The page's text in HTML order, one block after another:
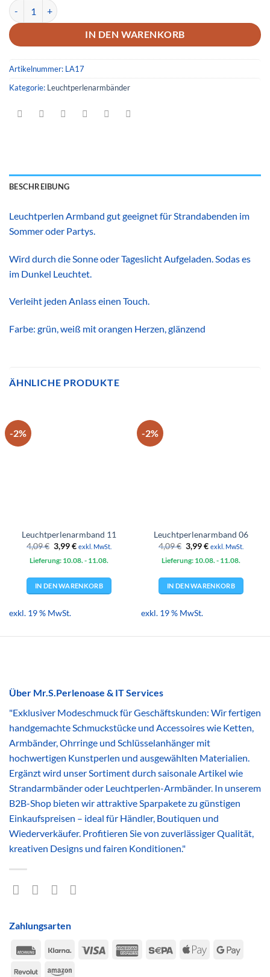
Leuchtperlenarmband 17 Menge
IN DEN WARENKORB
Artikelnummer: LA17
Kategorie: Leuchtperlenarmbänder
BESCHREIBUNG
Leuchtperlen Armband gut geeignet für Strandabenden im
Sommer oder Partys.
Wird durch die Sonne oder Tageslicht Aufgeladen. Sodas es
im Dunkel Leuchtet.
Verleiht jeden Anlass einen Touch.
Farbe: grün, weiß mit orangen Herzen, glänzend
ÄHNLICHE PRODUKTE
-2%
Leuchtperlenarmband 11
4,09€ Ursprünglicher
Preis
war:
3,99€Aktueller
ist:
exkl. MwSt.
Lieferung: 10.08. - 11.08.
IN DEN WARENKORB
exkl. 19 % MwSt.
-2%
Leuchtperlenarmband 06
4,09€ Ursprünglicher
Preis
war:
3,99€Aktueller
ist:
exkl. MwSt.
Lieferung: 10.08. - 11.08.
IN DEN WARENKORB
exkl. 19 % MwSt.
Über Mr.S.Perlenoase & IT Services
"Exklusiver Modeschmuck für Geschäftskunden: Wir fertigen
handgemachte Schmuckstücke und Accessoires wie Ketten,
Armbänder, Ohrringe und Schlüsselanhänger mit
hochwertigen Kunstperlen und ausgewählten Materialien.
Ergänzt wird unser Sortiment durch saisonale Artikel wie
Strandarmbänder oder Leuchtperlen-Armbänder. In unserem
B2B-Shop bieten wir attraktive Sparpakete zu günstigen
Einkaufspreisen – ideal für Händler, Boutiquen und
Wiederverkäufer. Profitieren Sie von zuverlässiger Qualität,
kreativen Designs und fairen Konditionen."
Zahlungsarten
Rechung
Klarna Visa
American Sepa
Apple
Google
RevolutAmazon